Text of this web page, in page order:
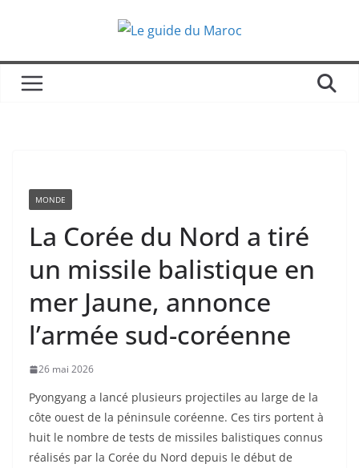
MONDE
La Corée du Nord a tiré
un missile balistique en
mer Jaune, annonce
l’armée sud-coréenne
26 mai 2026
Pyongyang a lancé plusieurs projectiles au large de la
côte ouest de la péninsule coréenne. Ces tirs portent à
huit le nombre de tests de missiles balistiques connus
réalisés par la Corée du Nord depuis le début de